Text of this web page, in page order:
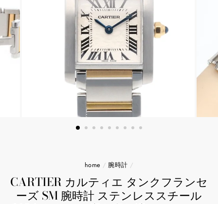
home / 腕時計 /
CARTIER カルティエ タンクフランセ
ーズ SM 腕時計 ステンレススチール